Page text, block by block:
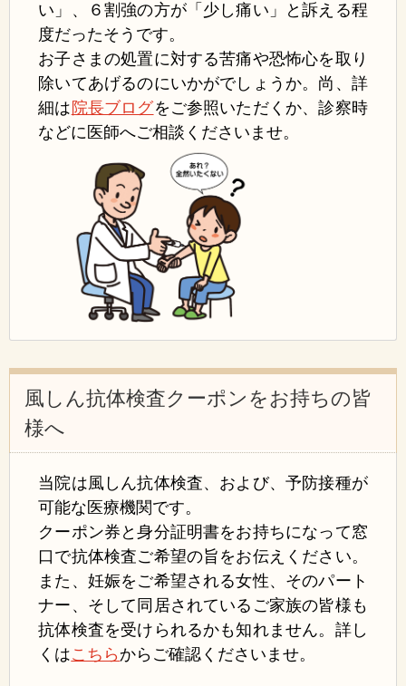
い」、
６割強の方が「少し痛い」
と訴える程
度だったそうです。
お子さまの処置に対する苦痛や恐怖心を取 り
除いてあげるのにいかがでしょうか。 尚、詳
細は 院長ブログをご参照いただくか、診察時
などに医師へご相談くださいませ。
風しん抗体検査クーポンをお持ちの皆
様へ
当院は風しん抗体検査、および、予防接種が
可能な医療機関です。
クーポン券と身分証明書をお持ちになって窓
口で抗体検査ご希望の旨をお伝えください。
また、妊娠をご希望される女性、そのパート
ナー、そして同居されているご家族の皆様も
抗体検査を受けられるかも知れません。 詳し
くはこちらからご確認くださいませ。